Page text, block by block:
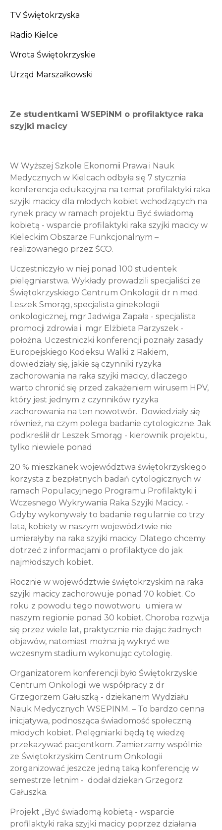
TV Świętokrzyska
Radio Kielce
Wrota Świętokrzyskie
Urząd Marszałkowski
Ze studentkami WSEPiNM o profilaktyce raka
szyjki macicy
W Wyższej Szkole Ekonomii Prawa i Nauk
Medycznych w Kielcach odbyła się 7 stycznia
konferencja edukacyjna na temat profilaktyki raka
szyjki macicy dla młodych kobiet wchodzących na
rynek pracy w ramach projektu Być świadomą
kobietą - wsparcie profilaktyki raka szyjki macicy w
Kieleckim Obszarze Funkcjonalnym –
realizowanego przez ŚCO.
Uczestniczyło w niej ponad 100 studentek
pielęgniarstwa. Wykłady prowadzili specjaliści ze
Świętokrzyskiego Centrum Onkologii: dr n med.
Leszek Smorąg, specjalista ginekologii
onkologicznej, mgr Jadwiga Zapała - specjalista
promocji zdrowia i mgr Elżbieta Parzyszek -
położna. Uczestniczki konferencji poznały zasady
Europejskiego Kodeksu Walki z Rakiem,
dowiedziały się, jakie są czynniki ryzyka
zachorowania na raka szyjki macicy, dlaczego
warto chronić się przed zakażeniem wirusem HPV,
który jest jednym z czynników ryzyka
zachorowania na ten nowotwór. Dowiedziały się
również, na czym polega badanie cytologiczne. Jak
podkreślił dr Leszek Smorąg - kierownik projektu,
tylko niewiele ponad
20 % mieszkanek województwa świętokrzyskiego
korzysta z bezpłatnych badań cytologicznych w
ramach Populacyjnego Programu Profilaktyki i
Wczesnego Wykrywania Raka Szyjki Macicy. -
Gdyby wykonywały to badanie regularnie co trzy
lata, kobiety w naszym województwie nie
umierałyby na raka szyjki macicy. Dlatego chcemy
dotrzeć z informacjami o profilaktyce do jak
najmłodszych kobiet.
Rocznie w województwie świętokrzyskim na raka
szyjki macicy zachorowuje ponad 70 kobiet. Co
roku z powodu tego nowotworu umiera w
naszym regionie ponad 30 kobiet. Choroba rozwija
się przez wiele lat, praktycznie nie dając żadnych
objawów, natomiast można ją wykryć we
wczesnym stadium wykonując cytologię.
Organizatorem konferencji było Świętokrzyskie
Centrum Onkologii we współpracy z dr
Grzegorzem Gałuszką - dziekanem Wydziału
Nauk Medycznych WSEPINM. – To bardzo cenna
inicjatywa, podnosząca świadomość społeczną
młodych kobiet. Pielęgniarki będą tę wiedzę
przekazywać pacjentkom. Zamierzamy wspólnie
ze Świętokrzyskim Centrum Onkologii
zorganizować jeszcze jedną taką konferencję w
semestrze letnim - dodał dziekan Grzegorz
Gałuszka.
Projekt „Być świadomą kobietą - wsparcie
profilaktyki raka szyjki macicy poprzez działania